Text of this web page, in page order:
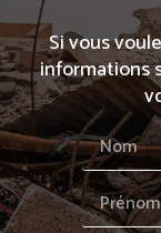
Si vous
informations